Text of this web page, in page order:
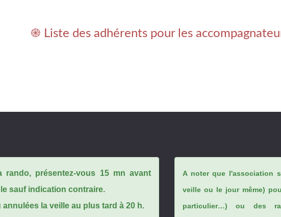
֎ Liste des adhérents pour les
présentez-vous 15 mn avant
sauf indication contraire.
la veille au plus tard à 20 h.
A noter que l'association
veille ou le jour même)
particulier…) ou des